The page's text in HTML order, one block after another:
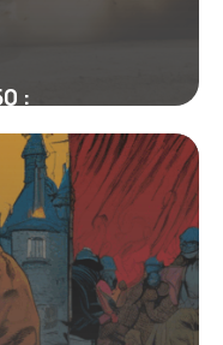
:
moto